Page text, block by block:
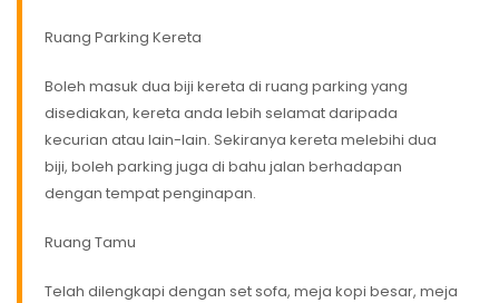
Ruang Parking Kereta
Boleh masuk dua biji kereta di ruang parking yang
disediakan, kereta anda lebih selamat daripada
kecurian atau lain-lain. Sekiranya kereta melebihi dua
biji, boleh parking juga di bahu jalan berhadapan
dengan tempat penginapan.
Ruang Tamu
Telah dilengkapi dengan set sofa, meja kopi besar, meja